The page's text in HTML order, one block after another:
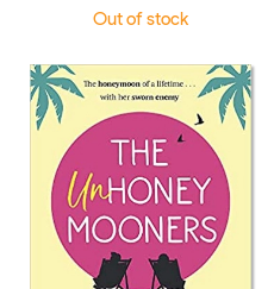
Out of stock